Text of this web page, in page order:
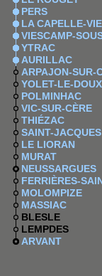
PERS
LA CAPELLE-
VIESCAMP-
YTRAC
AURILLAC
ARPAJON-SUR-
YOLET-LE-DOUX
POLMINHAC
VIC-SUR-CÈRE
THIÉZAC
SAINT-JACQUES
LE LIORAN
MURAT
NEUSSARGUES
FERRIÈRES-
MOLOMPIZE
MASSIAC
BLESLE
LEMPDES
ARVANT